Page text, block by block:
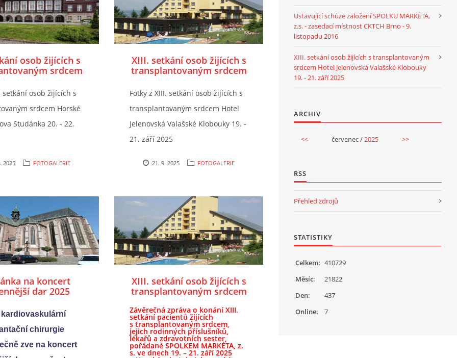
osob žijících s
srdcem
20. - 22. září
setkání osob žijících s
srdcem Horské
Studánka 20. - 22.
2025 FOTOGALERIE
XIII. setkání osob žijících s
transplantovaným srdcem
Klobouky 19. - 21. září
Fotky z XIII. setkání osob žijících s
transplantovaným srdcem Hotel
Jelenovská Valašské Klobouky 19. -
21. září 2025
21. 9. 2025 FOTOGALERIE
na koncert
dar 2025
chirurgie
zve na koncert
XIII. setkání osob žijících s
transplantovaným srdcem
Valašských Klobouk
Závěrečná zpráva o konání XIII.
setkání pacientů žijících
s transplantovaným srdcem,
jejich rodinných příslušníků,
lékařů a zdravotních sester,
pořádané SPOLKEM MARKÉTA, z.
s. ve dnech 19. – 21. září 2025
Ustavující schůze založení SPOLKU MARKÉTA,
z.s. - zasedací místnost CKTCH Brno - 9.
listopadu 2016
XIII. setkání osob žijících s transplantovaným
srdcem Hotel Jelenovská Valašské Klobouky
19. - 21. září 2025
ARCHIV
<< červenec /2025 >>
RSS
Přehled zdrojů
STATISTIKY
Online: 7
Celkem: 410729
Měsíc:
21822
Den:
437